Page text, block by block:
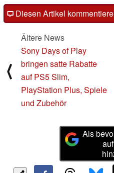
Diesen Artikel
⟨
Ältere News
Sony Days of Play
bringen satte Rabatte
auf PS5 Slim,
PlayStation Plus, Spiele
und Zubehör
Als